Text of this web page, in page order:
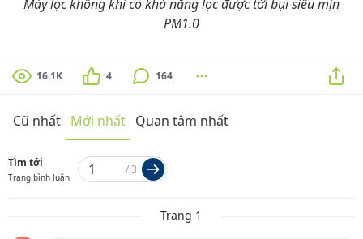
Máy lọc không khí có khả năng lọc được tới bụi siêu mịn
PM1.0
16.1K 4 164
Cũ nhất Mới nhất Quan tâm nhất
Tìm tới
Trang bình luận
/3
Trang 1